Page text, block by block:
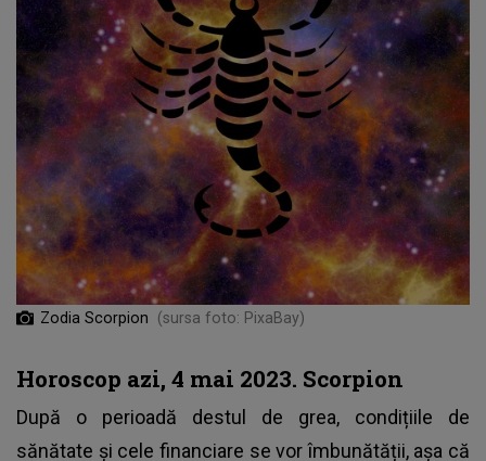
Zodia Scorpion (sursa foto: PixaBay)
Horoscop azi, 4 mai 2023. Scorpion
După o perioadă destul de grea, condițiile de
sănătate și cele financiare se vor îmbunătății, așa că